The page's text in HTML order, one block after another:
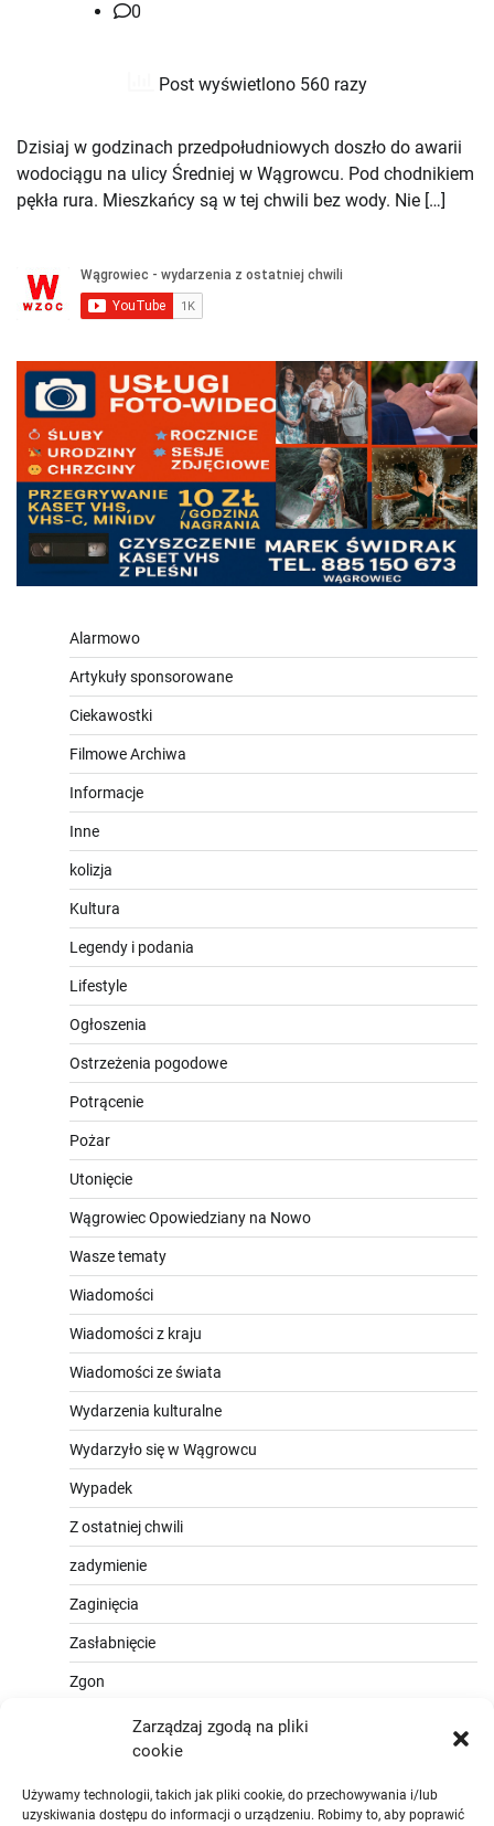
Zarządzaj zgodą na pliki
cookie
Używamy technologii, takich jak pliki cookie, do przechowywania i/lub
uzyskiwania dostępu do informacji o urządzeniu. Robimy to, aby poprawić
0
Post wyświetlono 560 razy
Dzisiaj w godzinach przedpołudniowych doszło do awarii
wodociągu na ulicy Średniej w Wągrowcu. Pod chodnikiem
pękła rura. Mieszkańcy są w tej chwili bez wody. Nie […]
Alarmowo
Artykuły sponsorowane
Ciekawostki
Filmowe Archiwa
Informacje
Inne
kolizja
Kultura
Legendy i podania
Lifestyle
Ogłoszenia
Ostrzeżenia pogodowe
Potrącenie
Pożar
Utonięcie
Wągrowiec Opowiedziany na Nowo
Wasze tematy
Wiadomości
Wiadomości z kraju
Wiadomości ze świata
Wydarzenia kulturalne
Wydarzyło się w Wągrowcu
Wypadek
Z ostatniej chwili
zadymienie
Zaginięcia
Zasłabnięcie
Zgon